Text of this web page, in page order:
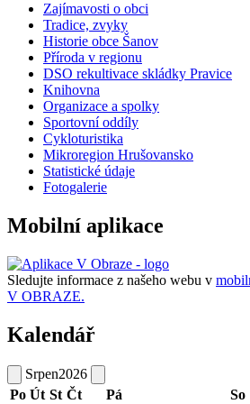
Zajímavosti o obci
Tradice, zvyky
Historie obce Šanov
Příroda v regionu
DSO rekultivace skládky Pravice
Knihovna
Organizace a spolky
Sportovní oddíly
Cykloturistika
Mikroregion Hrušovansko
Statistické údaje
Fotogalerie
Mobilní aplikace
Sledujte informace z našeho webu v
V OBRAZE.
Kalendář
Srpen2026
Po Út St Čt Pá So